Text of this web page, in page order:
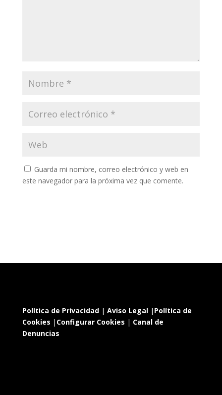
Guarda mi nombre, correo electrónico y web en
este navegador para la próxima vez que comente.
Política de Privacidad| Aviso Legal| Política de
Cookies | Configurar Cookies | Canal de
Denuncias